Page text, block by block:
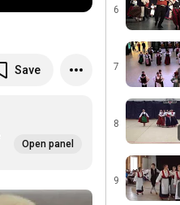
Save
Open panel
6
7
8
9